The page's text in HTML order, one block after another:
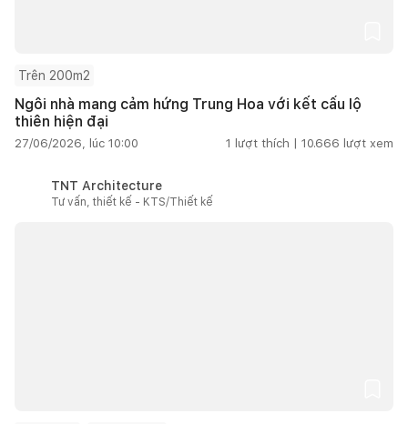
Trên 200m2
Ngôi nhà mang cảm hứng Trung Hoa với kết cấu lộ
thiên hiện đại
27/06/2026, lúc 10:00 1 lượt thích | 10.666 lượt xem
TNT Architecture
Tư vấn, thiết kế - KTS/Thiết kế